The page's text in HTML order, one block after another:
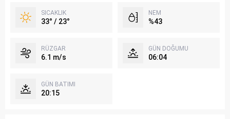
SICAKLIK
33° / 23°
NEM
%43
RÜZGAR
6.1 m/s
GÜN DOĞUMU
06:04
GÜN BATIMI
20:15